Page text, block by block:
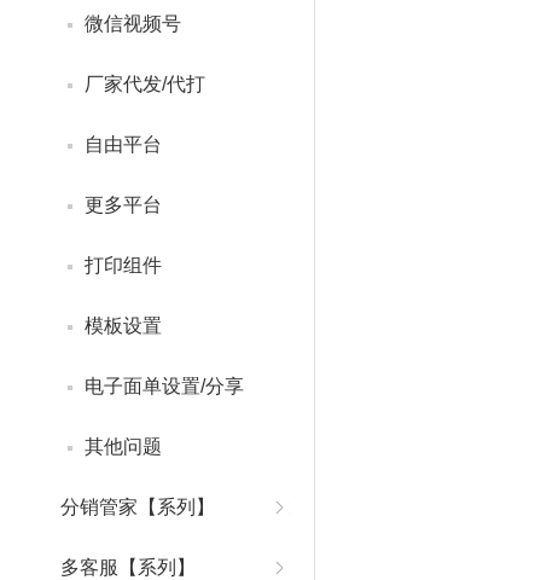
微信视频号
厂家代发/代打
自由平台
更多平台
打印组件
模板设置
电子面单设置/分享
其他问题
分销管家【系列】
多客服【系列】